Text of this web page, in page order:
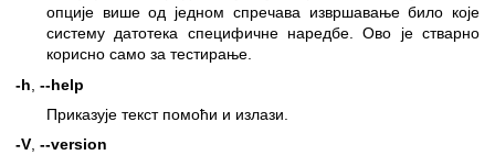
опције више од једном спречава извршавање било које
систему датотека специфичне наредбе. Ово је стварно
корисно само за тестирање.
-h --help
Приказује текст помоћи и излази.
-V, --version